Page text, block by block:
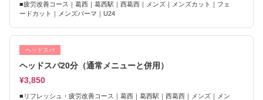
■疲労改善コース｜葛西｜葛西駅｜西葛西｜メンズ｜メンズカット｜フェ
ードカット｜メンズパーマ｜U24
ヘッドスパ
ヘッドスパ20分（通常メニューと併用）
¥3,850
■リフレッシュ・疲労改善コース｜葛西｜葛西駅｜西葛西｜メンズ｜メン